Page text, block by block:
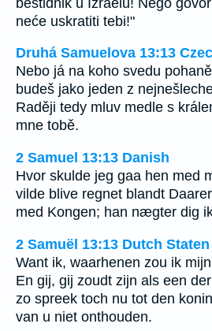
neće uskratiti tebi!"
Druhá Samuelova 13:13
Nebo já na koho svedu
budeš jako jeden z
Raději tedy mluv medle s
mne tobě.
2 Samuel 13:13 Danish
Hvor skulde jeg gaa hen med
vilde blive regnet blandt
med Kongen; han nægter dig
2 Samuël 13:13 Dutch
Want ik, waarhenen zou ik
En gij, gij zoudt zijn als een
zo spreek toch nu tot den
van u niet onthouden.